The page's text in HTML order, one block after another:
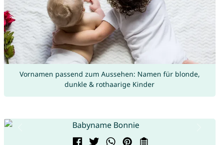
Vornamen passend zum Aussehen: Namen für blonde,
dunkle & rothaarige Kinder